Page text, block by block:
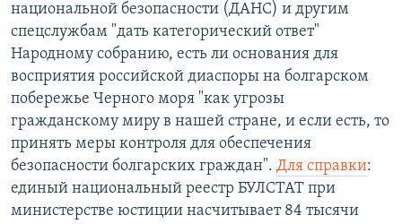
национальной безопасности (ДАНС) и другим
спецслужбам "дать категорический ответ"
Народному собранию, есть ли основания для
восприятия российской диаспоры на болгарском
побережье Черного моря "как угрозы
гражданскому миру в нашей стране, и если есть, то
принять меры контроля для обеспечения
безопасности болгарских граждан". Для справки:
единый национальный реестр БУЛСТАТ при
министерстве юстиции насчитывает 84 тысячи